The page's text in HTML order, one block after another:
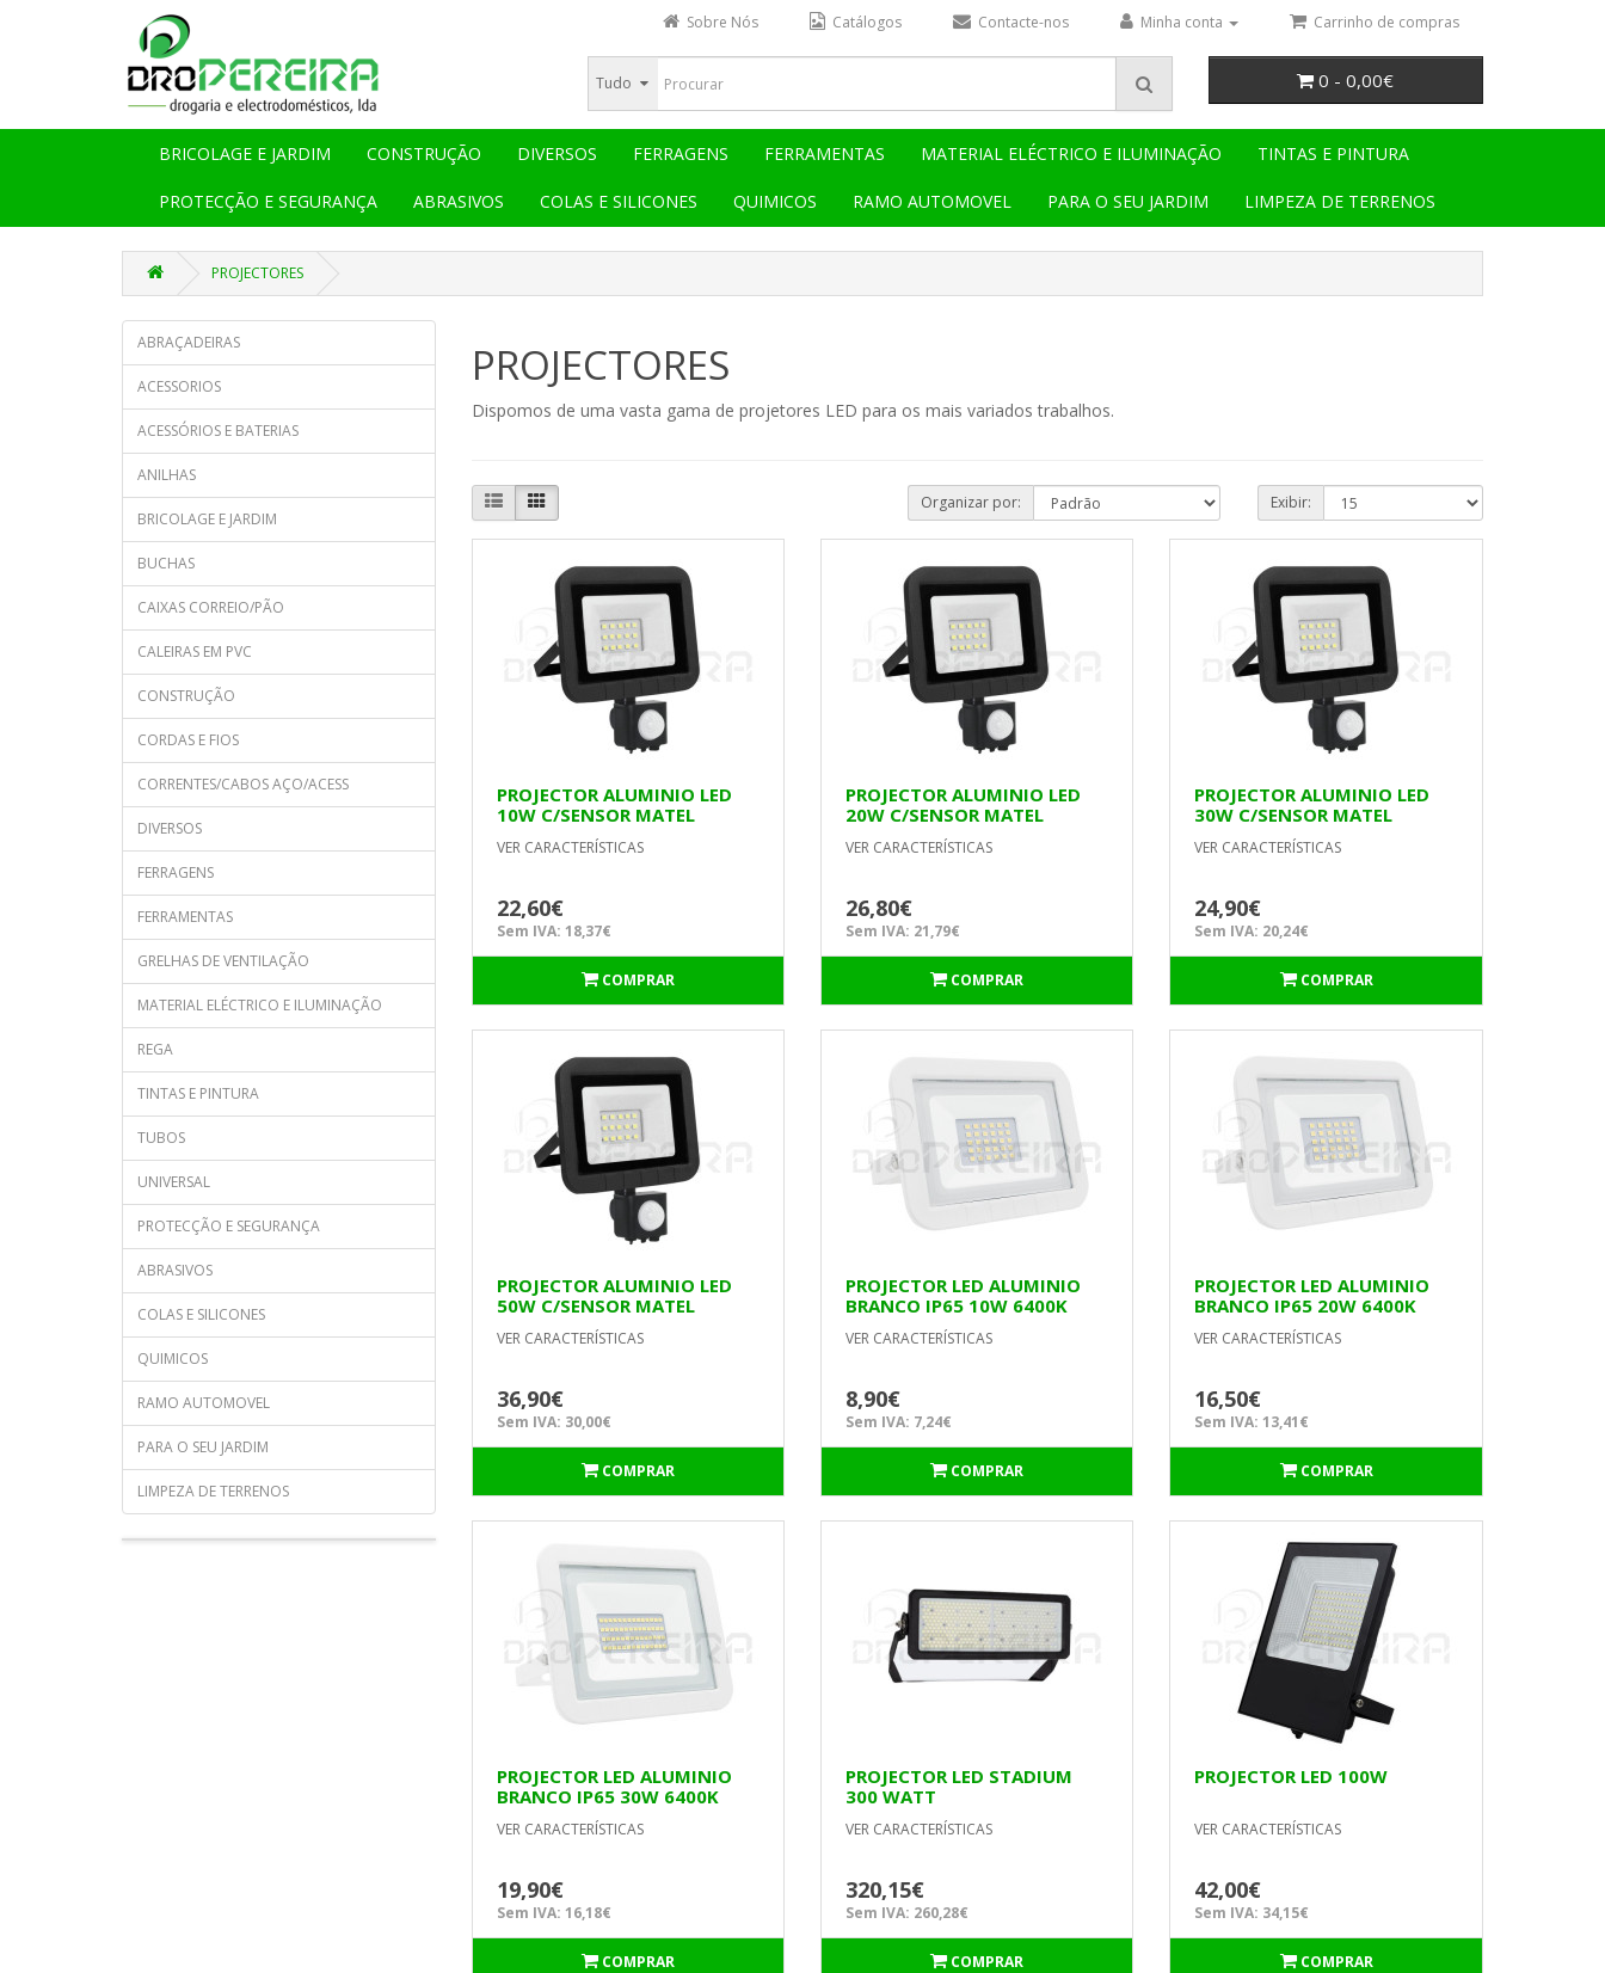
Sobre Nós Catálogos Contacte-nos Minha conta Carrinho de compras
Tudo 0 - 0,00€
BRICOLAGE E JARDIM CONSTRUÇÃO DIVERSOS FERRAGENS FERRAMENTAS MATERIAL ELÉCTRICO E ILUMINAÇÃO TINTAS E PINTURA
PROTECÇÃO E SEGURANÇA ABRASIVOS COLAS E SILICONES QUIMICOS RAMO AUTOMOVEL PARA O SEU JARDIM LIMPEZA DE TERRENOS
PROJECTORES
ABRAÇADEIRAS
ACESSORIOS
ACESSÓRIOS E BATERIAS
ANILHAS
BRICOLAGE E JARDIM
BUCHAS
CAIXAS CORREIO/PÃO
CALEIRAS EM PVC
CONSTRUÇÃO
CORDAS E FIOS
CORRENTES/CABOS AÇO/ACESS
DIVERSOS
FERRAGENS
FERRAMENTAS
GRELHAS DE VENTILAÇÃO
MATERIAL ELÉCTRICO E ILUMINAÇÃO
REGA
TINTAS E PINTURA
TUBOS
UNIVERSAL
PROTECÇÃO E SEGURANÇA
ABRASIVOS
COLAS E SILICONES
QUIMICOS
RAMO AUTOMOVEL
PARA O SEU JARDIM
LIMPEZA DE TERRENOS
PROJECTORES
Dispomos de uma vasta gama de projetores LED para os mais variados trabalhos.
Organizar por: Exibir:
PROJECTOR ALUMINIO LED
10W C/SENSOR MATEL
VER CARACTERÍSTICAS
22,60€
Sem IVA: 18,37€
COMPRAR
PROJECTOR ALUMINIO LED
20W C/SENSOR MATEL
VER CARACTERÍSTICAS
26,80€
Sem IVA: 21,79€
COMPRAR
PROJECTOR ALUMINIO LED
30W C/SENSOR MATEL
VER CARACTERÍSTICAS
24,90€
Sem IVA: 20,24€
COMPRAR
PROJECTOR ALUMINIO LED
50W C/SENSOR MATEL
VER CARACTERÍSTICAS
36,90€
Sem IVA: 30,00€
COMPRAR
PROJECTOR LED ALUMINIO
BRANCO IP65 10W 6400K
VER CARACTERÍSTICAS
8,90€
Sem IVA: 7,24€
COMPRAR
PROJECTOR LED ALUMINIO
BRANCO IP65 20W 6400K
VER CARACTERÍSTICAS
16,50€
Sem IVA: 13,41€
COMPRAR
PROJECTOR LED ALUMINIO
BRANCO IP65 30W 6400K
VER CARACTERÍSTICAS
19,90€
Sem IVA: 16,18€
COMPRAR
PROJECTOR LED STADIUM
300 WATT
VER CARACTERÍSTICAS
320,15€
Sem IVA: 260,28€
COMPRAR
PROJECTOR LED 100W
VER CARACTERÍSTICAS
42,00€
Sem IVA: 34,15€
COMPRAR